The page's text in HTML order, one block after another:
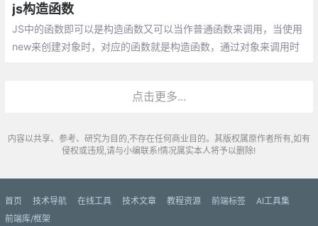
js构造函数
JS中的函数即可以是构造函数又可以当作普通函数来调用，当使用
new来创建对象时，对应的函数就是构造函数，通过对象来调用时
点击更多...
内容以共享、参考、研究为目的,不存在任何商业目的。其版权属原作者所有,如有
侵权或违规,请与小编联系!情况属实本人将予以删除!
首页 技术导航 在线工具 技术文章 教程资源 前端标签
AI工具集
前端库/框架